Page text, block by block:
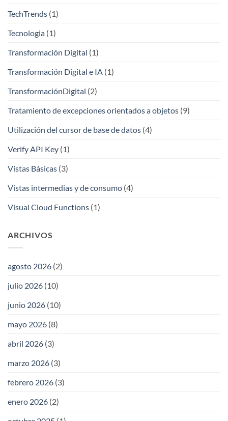
TechTrends (1)
Tecnologia (1)
Transformación Digital (1)
Transformación Digital e IA (1)
TransformaciónDigital (2)
Tratamiento de excepciones orientados a objetos (9)
Utilización del cursor de base de datos (4)
Verify API Key (1)
Vistas Básicas (3)
Vistas intermedias y de consumo (4)
Visual Cloud Functions (1)
ARCHIVOS
agosto 2026 (2)
julio 2026 (10)
junio 2026 (10)
mayo 2026 (8)
abril 2026 (3)
marzo 2026 (3)
febrero 2026 (3)
enero 2026 (2)